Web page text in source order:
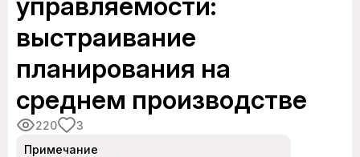
выстраивание
планирования на
среднем производстве
220
3
Примечание